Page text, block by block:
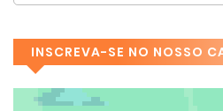
INSCREVA-SE NO NOSSO